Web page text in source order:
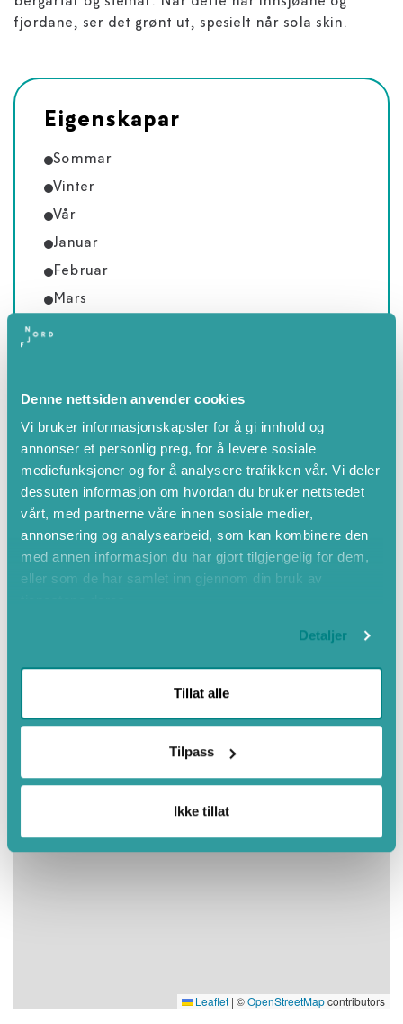
Denne nettsiden anvender cookies
Vi bruker informasjonskapsler for å gi innhold og
annonser et personlig preg, for å levere sosiale
mediefunksjoner og for å analysere trafikken vår. Vi deler
dessuten informasjon om hvordan du bruker nettstedet
vårt, med partnerne våre innen sosiale medier,
annonsering og analysearbeid, som kan kombinere den
med annen informasjon du har gjort tilgjengelig for dem,
eller som de har samlet inn gjennom din bruk av
Detaljer
Tillat alle
Tilpass
Ikke tillat
fjordane, ser det grønt ut, spesielt når sola skin.
Eigenskapar
Sommar
Vinter
Vår
Januar
Februar
Mars
September
Oktober
November
Desember
Haust
Leaflet | ©OpenStreetMapcontributors